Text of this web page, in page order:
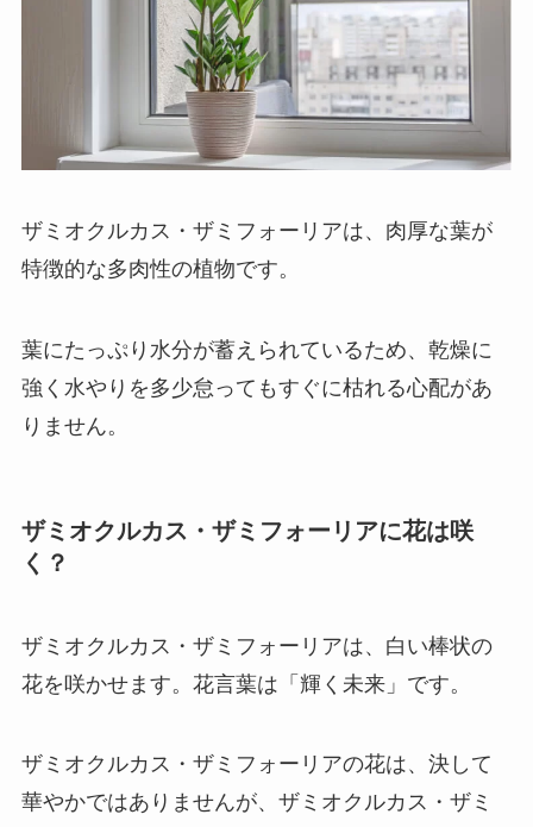
ザミオクルカス・ザミフォーリアは、 肉厚な葉が
特徴的な多肉性の植物です。
葉にたっぷり水分が蓄えられているため、乾燥に
強く水やりを多少怠ってもすぐに枯れる心配があ
りません。
ザミオクルカス・ザミフォーリアに花は咲
く？
ザミオクルカス・ザミフォーリアは、 白い棒状の
花を咲かせます。花言葉は「輝く未来」 です。
ザミオクルカス・ザミフォーリアの花は、決して
華やかではありませんが、ザミオクルカス・ザミ